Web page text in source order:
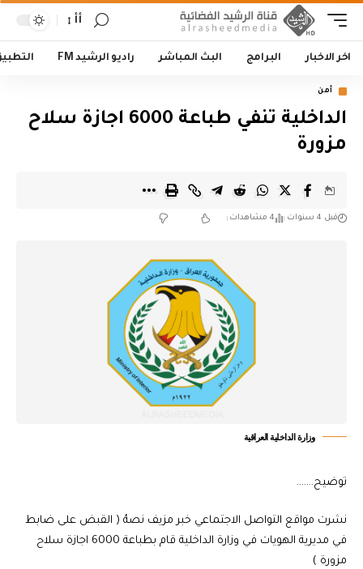
أأ
اخر الاخبار البرامج البث المباشر راديو الرشيد FM
أمن
الداخلية تنفي طباعة 6000 اجازة سلاح
مزورة
قبل 4 سنوات 4 مشاهدات
وزارة الداخلية العراقية
توضيح…….
نشرت مواقع التواصل الاجتماعي خبر مزيف نصهُ ( القبض على ضابط
في مديرية الهويات في وزارة الداخلية قام بطباعة 6000 اجازة سلاح
مزورة )